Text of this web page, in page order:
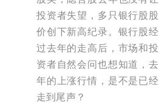
投资者失望，多只银行股股
价创下新高纪录。银行股经
过去年的走高后，市场和投
资者自然会问也想知道，去
年的上涨行情，是不是已经
走到尾声？